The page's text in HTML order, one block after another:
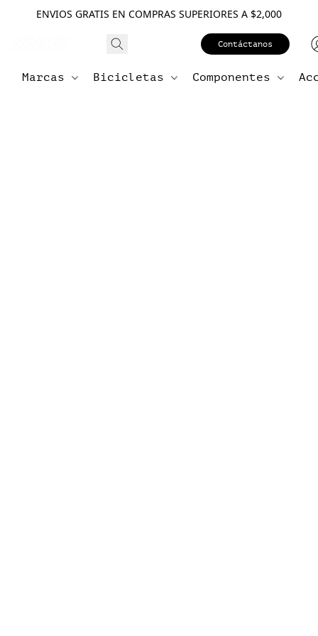
ENVIOS GRATIS EN COMPRAS SUPERIORES A $2,000
Contáctanos
Marcas Bicicletas Componentes